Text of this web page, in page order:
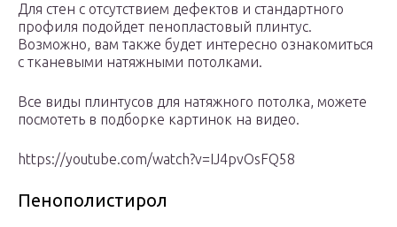
Для стен с отсутствием дефектов и стандартного
профиля подойдет пенопластовый плинтус.
Возможно, вам также будет интересно ознакомиться
с тканевыми натяжными потолками.
Все виды плинтусов для натяжного потолка, можете
посмотеть в подборке картинок на видео.
https://youtube.com/watch?v=IJ4pvOsFQ58
Пенополистирол